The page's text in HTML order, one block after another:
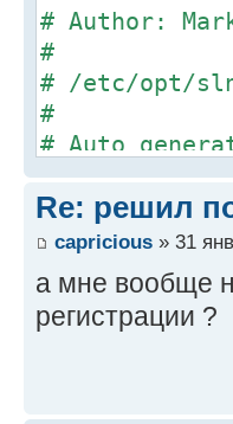
# Author:
#
# /etc/opt/
#
# Auto
#
# This
# and
# Each of
# following
Re: решил
capricious » 31
а мне вообще
регистрации ?